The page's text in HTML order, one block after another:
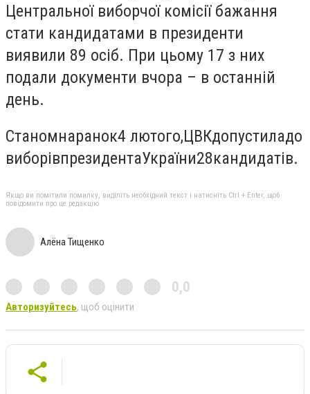
Центральної виборчої комісії бажання
стати кандидатами в президенти
виявили 89 осіб. При цьому 17 з них
подали документи вчора – в останній
день.
Станомнаранок4 лютого,ЦВКдопустиладо
виборівпрезидентаУкраїни28кандидатів.
Якщо ви помітили помилку, виділіть необхідний текст і натисніть Ctrl + Enter, щоб
повідомити про це редакцію
Алёна Тищенко
0,0
Авторизуйтесь, щоб оцінити